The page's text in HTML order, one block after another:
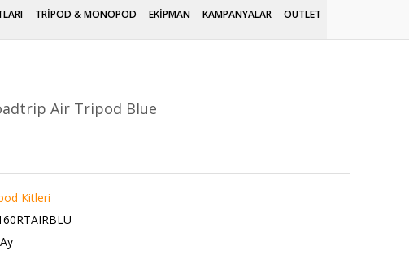
TRİPOD & MONOPOD EKİPMAN KAMPANYALAR OUTLET
Air Tripod Blue
Kitleri